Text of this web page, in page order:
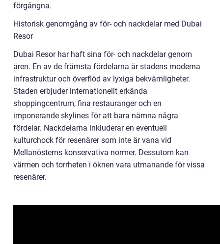
förgångna.
Historisk genomgång av för- och nackdelar med Dubai
Resor
Dubai Resor har haft sina för- och nackdelar genom
åren. En av de främsta fördelarna är stadens moderna
infrastruktur och överflöd av lyxiga bekvämligheter.
Staden erbjuder internationellt erkända
shoppingcentrum, fina restauranger och en
imponerande skylines för att bara nämna några
fördelar. Nackdelarna inkluderar en eventuell
kulturchock för resenärer som inte är vana vid
Mellanösterns konservativa normer. Dessutom kan
värmen och torrheten i öknen vara utmanande för vissa
resenärer.